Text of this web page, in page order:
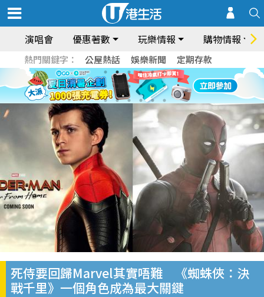
演唱會 優惠著數 玩樂情報 購物情報
熱門關鍵字： 公屋熱話 娛樂新聞 定期存款
死侍要回歸Marvel其實唔難 《蜘蛛俠：決
戰千里》一個角色成為最大關鍵